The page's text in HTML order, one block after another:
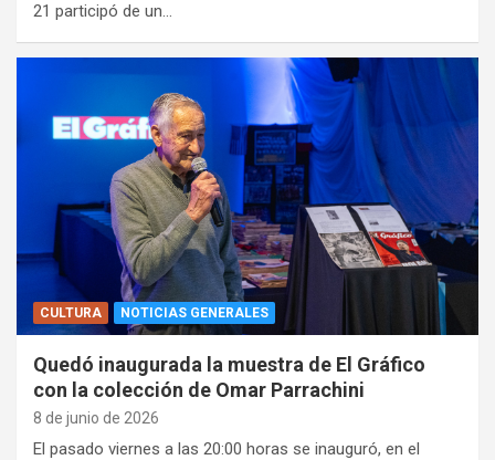
21 participó de un…
CULTURA NOTICIAS GENERALES
Quedó inaugurada la muestra de El Gráfico
con la colección de Omar Parrachini
8 de junio de 2026
El pasado viernes a las 20:00 horas se inauguró, en el